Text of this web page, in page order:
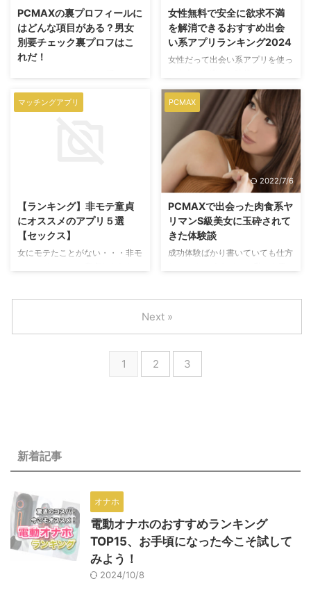
PCMAXの裏プロフィールに
はどんな項目がある？男女
別要チェック裏プロフはこ
れだ！
プロフィールの他に、裏プロフィ
う時、検索して見る時それぞれの
上手な使いこなし方をご紹介。
さらに男性会員にとって嬉しい裏
プロフィールを無料で見る方法も
解説します。
女性無料で安全に欲求不満
を解消できるおすすめ出会
い系アプリランキング2024
女性だって出会い系アプリを使っ
https://static.nocturne-
tokyo.com/wp-
content/uploads/2018/09/11202
115/female1.pngどうしても寂し
い・・・誰かと一緒に居たい 多
くの出会い系アプリは女性無料で
使うことができるので、上手に使
えばそんな気持ちを満たすことが
えるおすすめの人気出会い系アプ
リ・サイトランキングと、出会い
系アプリ・サイトの安全な使い方
を解説します。
マッチングアプリ
【ランキング】非モテ童貞
にオススメのアプリ５選
【セックス】
女にモテたことがない・・・非モ
す。
PCMAX
2022/7/6
PCMAXで出会った肉食系ヤ
リマンS級美女に玉砕されて
きた体験談
成功体験ばかり書いていても仕方
1 2 3
Next »
新着記事
オナホ
電動オナホのおすすめランキング
TOP15、お手頃になった今こそ試して
みよう！
2024/10/8